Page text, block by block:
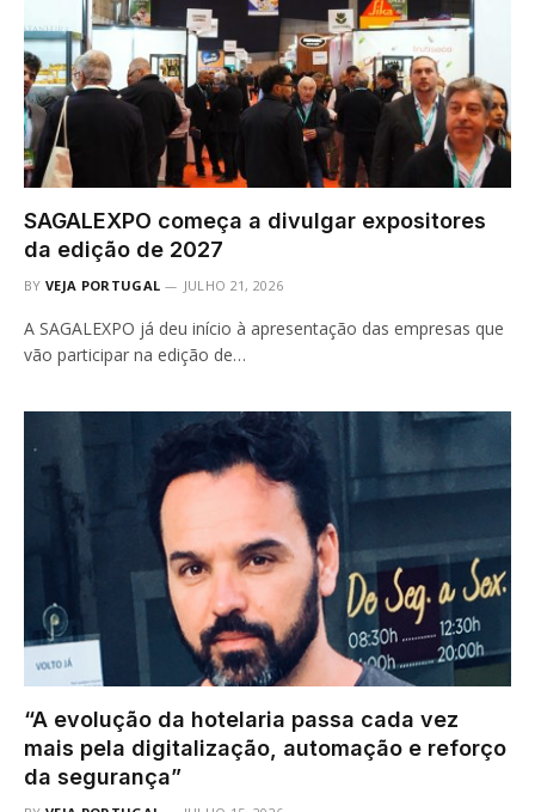
SAGALEXPO começa a divulgar expositores
da edição de 2027
BY VEJA PORTUGAL JULHO 21, 2026
A SAGALEXPO já deu início à apresentação das empresas que
vão participar na edição de…
“A evolução da hotelaria passa cada vez
mais pela digitalização, automação e reforço
da segurança”